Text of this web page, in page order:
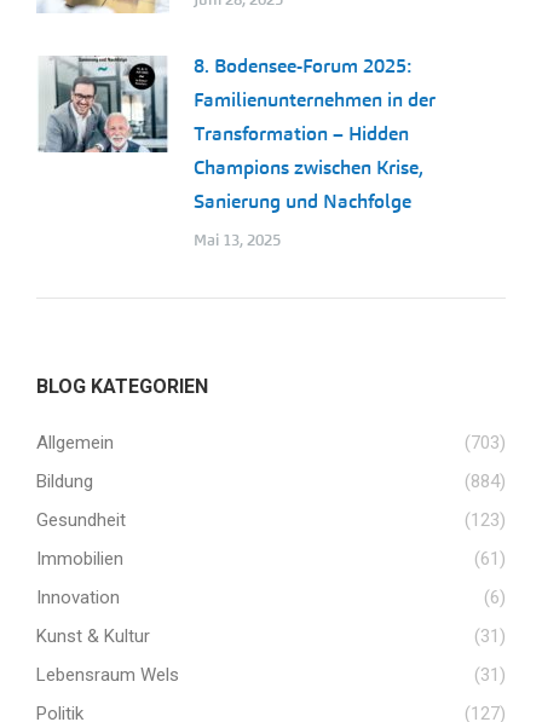
8. Bodensee-Forum 2025:
Familienunternehmen in der
Transformation – Hidden
Champions zwischen Krise,
Sanierung und Nachfolge
Mai 13, 2025
BLOG KATEGORIEN
Allgemein
(703)
Bildung
(884)
Gesundheit
(123)
Immobilien
(61)
Innovation
(6)
Kunst & Kultur
(31)
Lebensraum Wels
(31)
Politik
(127)